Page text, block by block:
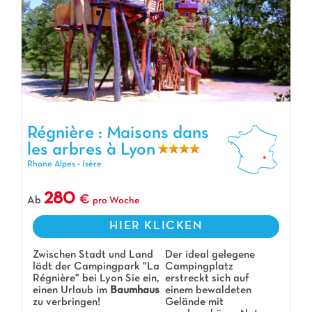
Régnière : Maisons dans
les arbres à Lyon
Rhone Alpes - Isère
Ab 280 pro Woche
HIER KLICKEN
Zwischen Stadt und Land
lädt der Campingpark "La
Régnière" bei Lyon Sie ein,
einen Urlaub im Baumhaus
zu verbringen!
Der ideal gelegene
Campingplatz
erstreckt sich auf
einem bewaldeten
Gelände mit